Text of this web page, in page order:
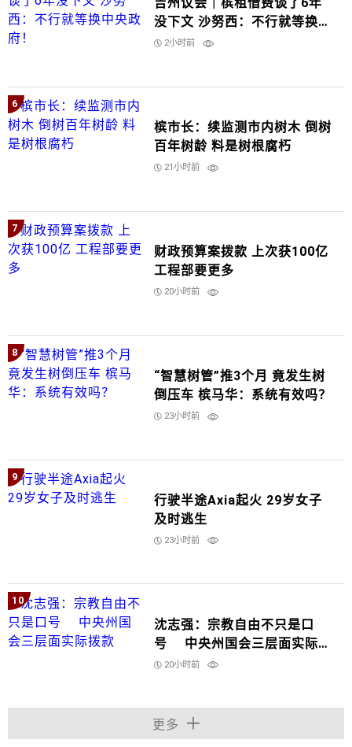
没下文 沙努西：不行就等换中
央政府！
2小时前
6
槟市长：续监测市内树木 倒树
百年树龄 料是树根腐朽
21小时前
7
财政预算案拨款 上次获100亿
工程部要更多
20小时前
8
“智慧树管”推3个月 竟发生树
倒压车 槟马华：系统有效吗？
23小时前
9
行驶半途Axia起火 29岁女子
及时逃生
23小时前
10
沈志强：宗教自由不只是口
号 中央州国会三层面实际拨
款20小时前
更多